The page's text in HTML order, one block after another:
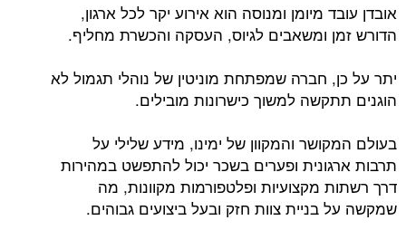
אובדן עובד מיומן ומנוסה הוא אירוע יקר לכל ארגון,
הדורש זמן ומשאבים לגיוס, העסקה והכשרת מחליף.
יתר על כן, חברה שמפתחת מוניטין של נוהלי תגמול לא
הוגנים תתקשה למשוך כישרונות מובילים.
בעולם המקושר והמקוון של ימינו, מידע שלילי על
תרבות ארגונית ופערים בשכר יכול להתפשט במהירות
דרך רשתות מקצועיות ופלטפורמות מקוונות, מה
שמקשה על בניית צוות חזק ובעל ביצועים גבוהים.